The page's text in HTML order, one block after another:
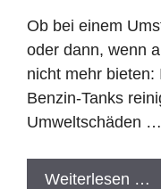
Ob bei einem
oder dann, wenn
nicht mehr
Benzin-Tanks
Umweltschäden …
Weiterlesen …